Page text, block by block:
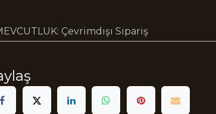
: Çevrimdışı Sipariş